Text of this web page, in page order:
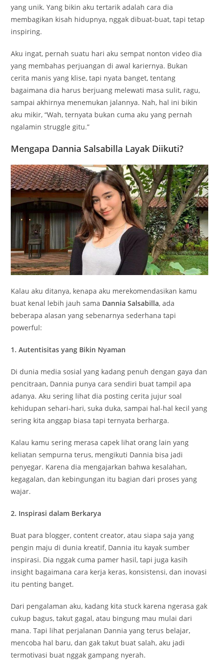
yang unik. Yang bikin aku tertarik adalah cara dia
membagikan kisah hidupnya, nggak dibuat-buat, tapi tetap
inspiring.
Aku ingat, pernah suatu hari aku sempat nonton video dia
yang membahas perjuangan di awal kariernya. Bukan
cerita manis yang klise, tapi nyata banget, tentang
bagaimana dia harus berjuang melewati masa sulit, ragu,
sampai akhirnya menemukan jalannya. Nah, hal ini bikin
aku mikir, “Wah, ternyata bukan cuma aku yang pernah
ngalamin struggle gitu.”
Mengapa Dannia Salsabilla Layak Diikuti?
Kalau aku ditanya, kenapa aku merekomendasikan kamu
buat kenal lebih jauh sama Dannia Salsabilla, ada
beberapa alasan yang sebenarnya sederhana tapi
powerful:
1. Autentisitas yang Bikin Nyaman
Di dunia media sosial yang kadang penuh dengan gaya dan
pencitraan, Dannia punya cara sendiri buat tampil apa
adanya. Aku sering lihat dia posting cerita jujur soal
kehidupan sehari-hari, suka duka, sampai hal-hal kecil yang
sering kita anggap biasa tapi ternyata berharga.
Kalau kamu sering merasa capek lihat orang lain yang
keliatan sempurna terus, mengikuti Dannia bisa jadi
penyegar. Karena dia mengajarkan bahwa kesalahan,
kegagalan, dan kebingungan itu bagian dari proses yang
wajar.
2. Inspirasi dalam Berkarya
Buat para blogger, content creator, atau siapa saja yang
pengin maju di dunia kreatif, Dannia itu kayak sumber
inspirasi. Dia nggak cuma pamer hasil, tapi juga kasih
insight bagaimana cara kerja keras, konsistensi, dan inovasi
itu penting banget.
Dari pengalaman aku, kadang kita stuck karena ngerasa gak
cukup bagus, takut gagal, atau bingung mau mulai dari
mana. Tapi lihat perjalanan Dannia yang terus belajar,
mencoba hal baru, dan gak takut buat salah, aku jadi
termotivasi buat nggak gampang nyerah.